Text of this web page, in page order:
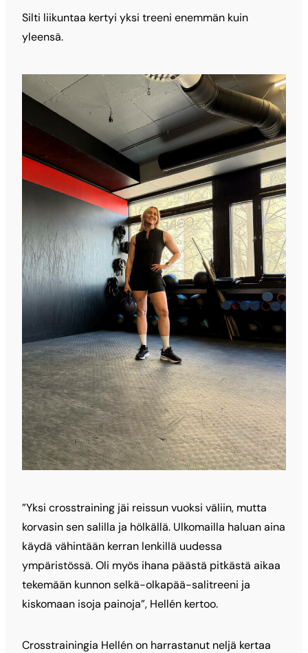
Silti liikuntaa kertyi yksi treeni enemmän kuin
yleensä.
”Yksi crosstraining jäi reissun vuoksi väliin, mutta
korvasin sen salilla ja hölkällä. Ulkomailla haluan aina
käydä vähintään kerran lenkillä uudessa
ympäristössä. Oli myös ihana päästä pitkästä aikaa
tekemään kunnon selkä-olkapää-salitreeni ja
kiskomaan isoja painoja”, Hellén kertoo.
Crosstrainingia Hellén on harrastanut neljä kertaa